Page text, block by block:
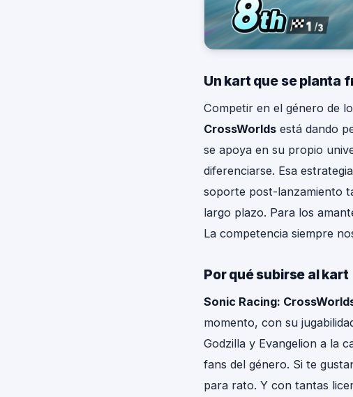
Un kart que se planta
Competir en el género de
CrossWorlds está dando
se apoya en su propio
diferenciarse. Esa
soporte post-lanzamiento
largo plazo. Para los
La competencia siempre
Por qué subirse al kart
Sonic Racing:
momento, con su
Godzilla y Evangelion a la
fans del género. Si te
para rato. Y con tantas